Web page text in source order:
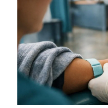
Ślōnskŏ gŏdka
Norsk bokmål